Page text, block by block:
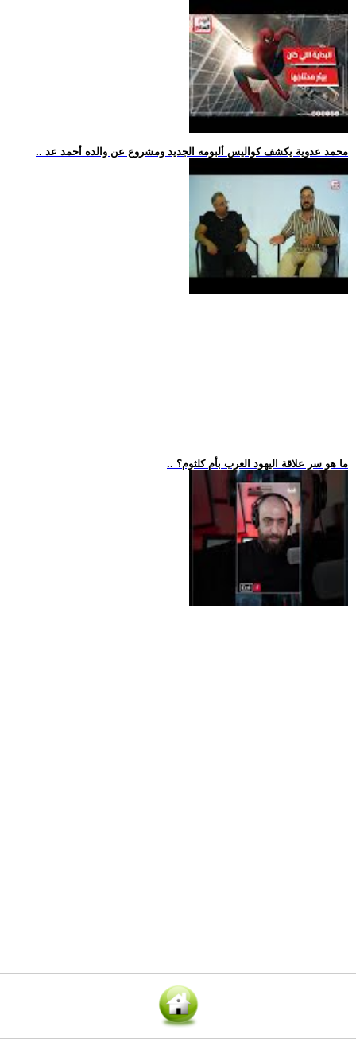
.. محمد عدوية يكشف كواليس ألبومه الجديد ومشروع عن والده أحمد عد
.. ما هو سر علاقة اليهود العرب بأم كلثوم؟